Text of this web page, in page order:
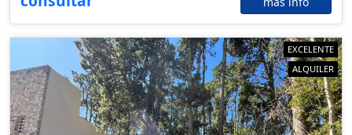
EXCELENTE
ALQUILER